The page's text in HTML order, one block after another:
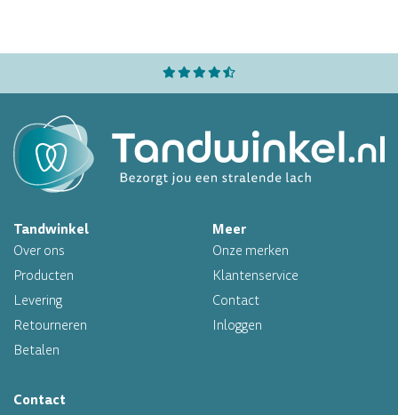
Altijd op voorraad
Tandwinkel
Over ons
Producten
Levering
Retourneren
Betalen
Meer
Onze merken
Klantenservice
Contact
Inloggen
Contact